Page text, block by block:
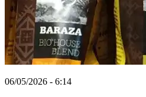
06/05/2026 - 6:14